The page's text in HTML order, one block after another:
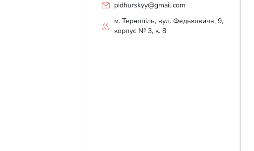
pidhurskyy@gmail.com
м. Тернопіль, вул. Федьковича, 9,
корпус № 3, к. 8